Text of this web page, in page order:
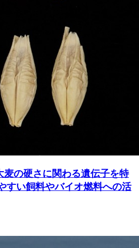
麦の硬さに関わる遺伝子を特
すい飼料やバイオ燃料への活